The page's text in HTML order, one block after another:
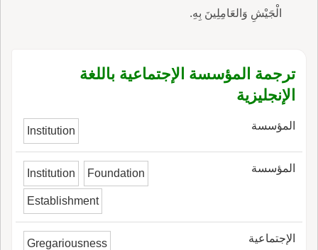
الْجَيْشِ وَالعَامِلِينَ بِهِ.
ترجمة المؤسسة الإجتماعية باللغة
الإنجليزية
المؤسسة Institution
المؤسسة Institution Foundation
Establishment
الإجتماعية Gregariousness